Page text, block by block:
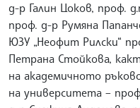
д-р Галин Цоков, проф.
проф. д-р Румяна
ЮЗУ „Неофит Рилски“
Петрана Стойкова,
на академичното
на университета –